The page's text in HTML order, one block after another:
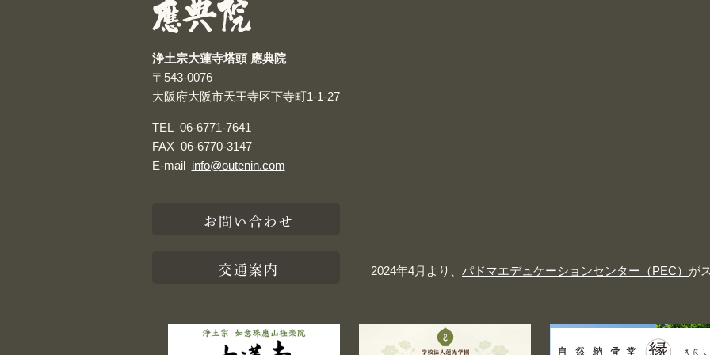
浄土宗大蓮寺塔頭 應典院
〒543-0076
大阪府大阪市天王寺区下寺町1-1-27
TEL 06-6771-7641
FAX 06-6770-3147
E-mail info@outenin.com
お問い合わせ
交通案内 2024年4月より、 パドマエデュケーションセンター（PEC） が